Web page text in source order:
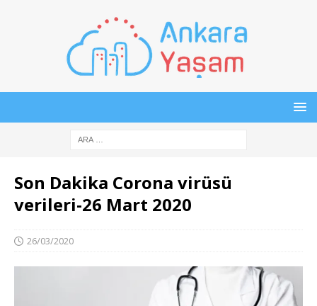
Son Dakika Corona virüsü
verileri-26 Mart 2020
26/03/2020